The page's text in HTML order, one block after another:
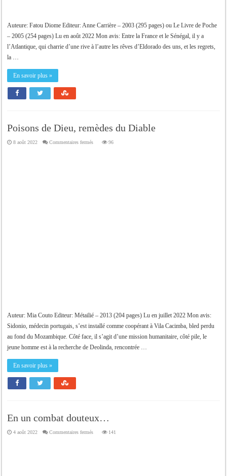
Auteure: Fatou Diome Editeur: Anne Carrière – 2003 (295 pages) ou Le Livre de Poche
– 2005 (254 pages) Lu en août 2022 Mon avis: Entre la France et le Sénégal, il y a
l’Atlantique, qui charrie d’une rive à l’autre les rêves d’Eldorado des uns, et les regrets,
la …
En savoir plus »
Poisons de Dieu, remèdes du Diable
8 août 2022 Commentaires fermés 96
Auteur: Mia Couto Editeur: Métailié – 2013 (204 pages) Lu en juillet 2022 Mon avis:
Sidonio, médecin portugais, s’est installé comme coopérant à Vila Cacimba, bled perdu
au fond du Mozambique. Côté face, il s’agit d’une mission humanitaire, côté pile, le
jeune homme est à la recherche de Deolinda, rencontrée …
En savoir plus »
En un combat douteux…
4 août 2022 Commentaires ferméssur
141